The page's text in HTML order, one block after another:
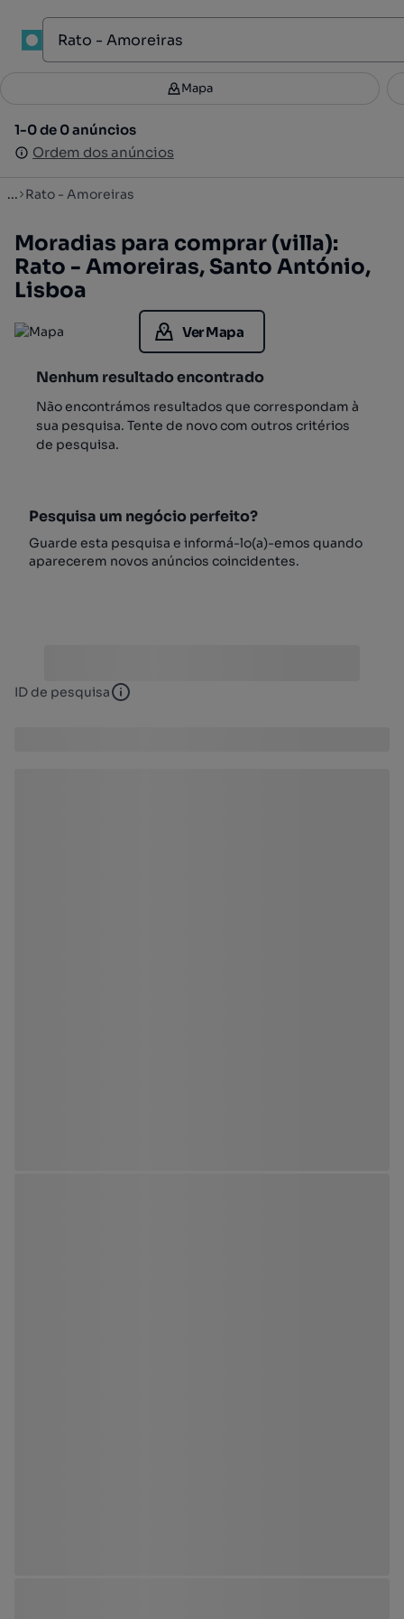
Filtros 3
1-0 de 0 anúncios
Ordem dos anúncios
Mapa
1-0 de 0 anúncios
Ordem dos anúncios
... Rato - Amoreiras
Moradias para comprar (villa):
Rato - Amoreiras, Santo António,
Lisboa
Ver Mapa
Nenhum resultado encontrado
Não encontrámos resultados que correspondam à
sua pesquisa. Tente de novo com outros critérios
de pesquisa.
Pesquisa um negócio perfeito?
Guarde esta pesquisa e informá-lo(a)-emos quando
aparecerem novos anúncios coincidentes.
ID de pesquisa ID de pesquisa